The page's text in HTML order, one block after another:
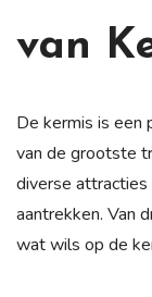
van
De kermis is een
van de grootste
diverse
aantrekken. Van
wat wils op de